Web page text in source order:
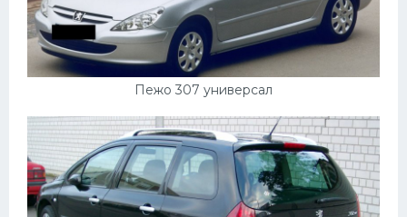
Пежо 307 универсал
Автобусы
Хонда
Грузовики
УАЗ
Кадиллак
Автокемпер